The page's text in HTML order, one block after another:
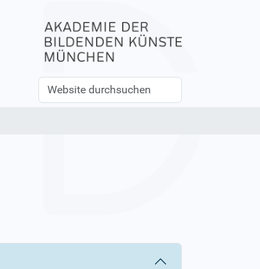
Website
durchsuchen
Erweiterte
Suche…